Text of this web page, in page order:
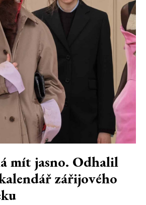
mít jasno. Odhalil
zářijového